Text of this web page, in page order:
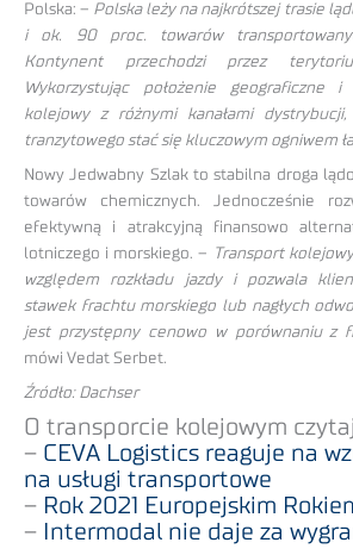
Polska: – Polska leży na najkrótszej trasie
i ok. 90 proc. towarów
Kontynent przechodzi przez
Wykorzystując położenie geograficzne
kolejowy z różnymi kanałami
tranzytowego stać się kluczowym ogniwem
Nowy Jedwabny Szlak to stabilna droga
towarów chemicznych. Jednocześnie
efektywną i atrakcyjną finansowo
lotniczego i morskiego. – Transport
względem rozkładu jazdy i pozwala
stawek frachtu morskiego lub nagłych
jest przystępny cenowo w porównaniu z
mówi Vedat Serbet.
Źródło: Dachser
O transporcie kolejowym
– CEVA Logistics reaguje na
na usługi transportowe
– Rok 2021 Europejskim
– Intermodal nie daje za